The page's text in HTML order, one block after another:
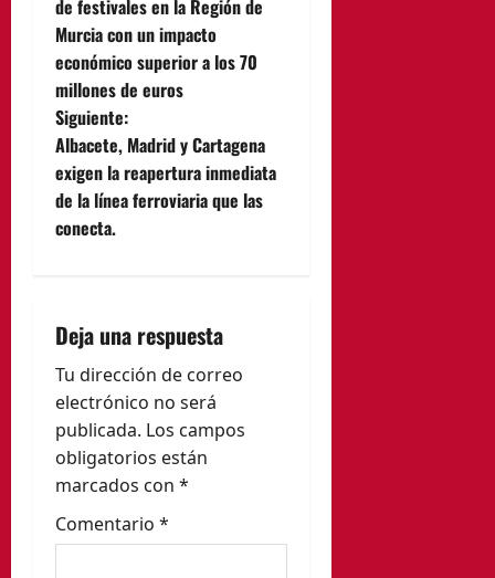
v
e
g
a
c
ó
n
d
e
e
de festivales en la Región de
Murcia con un impacto
económico superior a los 70
millones de euros
Siguiente:
Albacete, Madrid y Cartagena
exigen la reapertura inmediata
de la línea ferroviaria que las
conecta.
Deja una respuesta
Tu dirección de correo
electrónico no será
publicada. Los campos
obligatorios están
marcados con *
Comentario *